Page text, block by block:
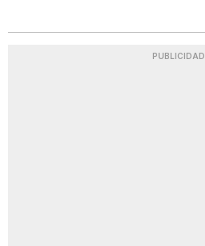
PUBLICIDAD